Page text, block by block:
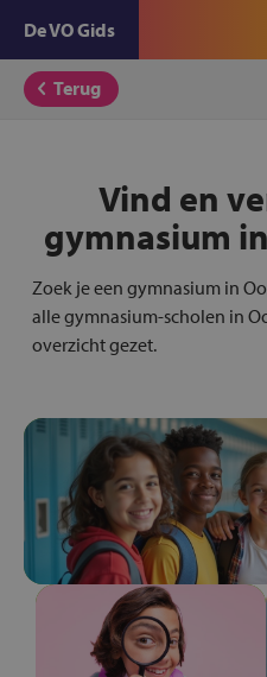
De VO Gids
Terug
Vind en
gymnasium in
Zoek je een gymnasium in
alle gymnasium-scholen in
overzicht gezet.